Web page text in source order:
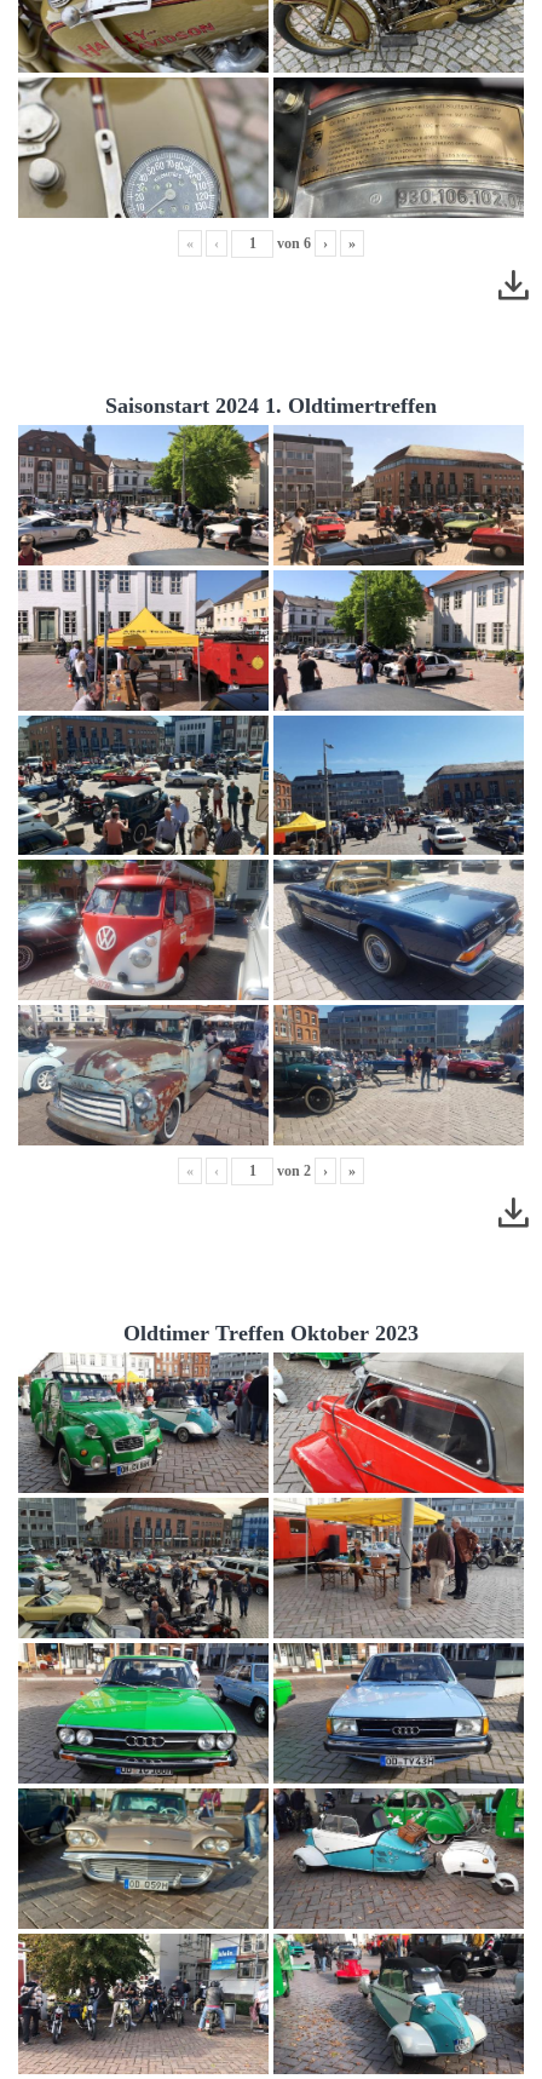
« ‹ von 6 › »
Saisonstart 2024 1. Oldtimertreffen
« ‹ von 2 › »
Oldtimer Treffen Oktober 2023